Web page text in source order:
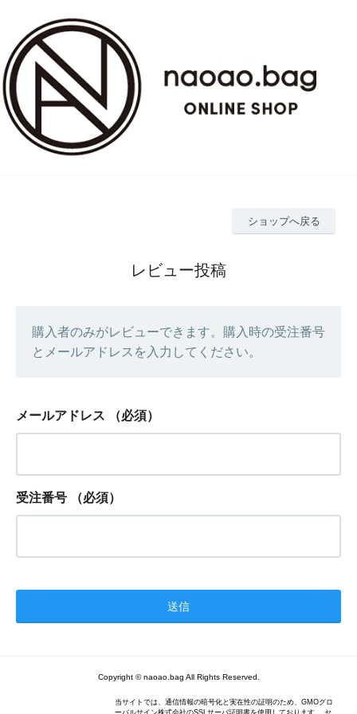
ショップへ戻る
レビュー投稿
購入者のみがレビューできます。購入時の受注番号
とメールアドレスを入力してください。
メールアドレス （必須）
受注番号 （必須）
Copyright © naoao.bag All Rights Reserved.
当サイトでは、通信情報の暗号化と実在性の証明のため、GMOグロ
ーバルサイン株式会社のSSLサーバ証明書を使用しております。 セ